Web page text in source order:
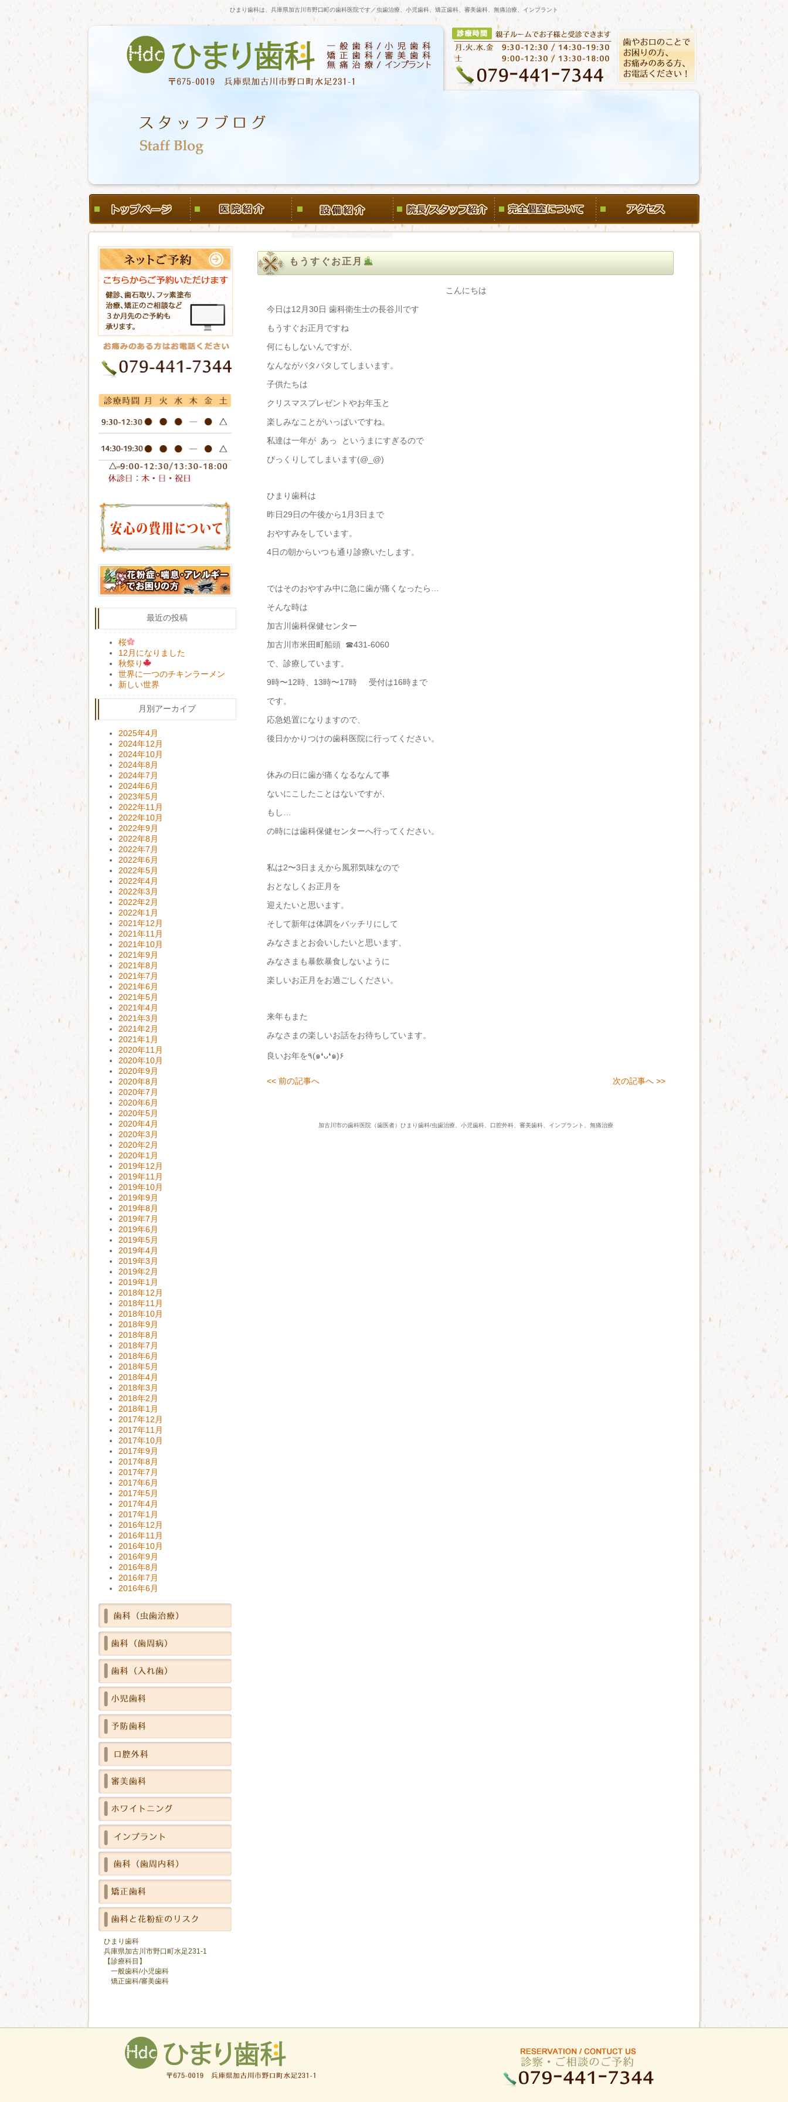
ひまり歯科は、兵庫県加古川市野口町の歯科医院です／虫歯治療、小児歯科、矯正歯科、審美歯科、無痛治療、インプラント
最近の投稿
桜
12月になりました
秋祭り
世界に一つのチキンラーメン
新しい世界
月別アーカイブ
2025年4月
2024年12月
2024年10月
2024年8月
2024年7月
2024年6月
2023年5月
2022年11月
2022年10月
2022年9月
2022年8月
2022年7月
2022年6月
2022年5月
2022年4月
2022年3月
2022年2月
2022年1月
2021年12月
2021年11月
2021年10月
2021年9月
2021年8月
2021年7月
2021年6月
2021年5月
2021年4月
2021年3月
2021年2月
2021年1月
2020年11月
2020年10月
2020年9月
2020年8月
2020年7月
2020年6月
2020年5月
2020年4月
2020年3月
2020年2月
2020年1月
2019年12月
2019年11月
2019年10月
2019年9月
2019年8月
2019年7月
2019年6月
2019年5月
2019年4月
2019年3月
2019年2月
2019年1月
2018年12月
2018年11月
2018年10月
2018年9月
2018年8月
2018年7月
2018年6月
2018年5月
2018年4月
2018年3月
2018年2月
2018年1月
2017年12月
2017年11月
2017年10月
2017年9月
2017年8月
2017年7月
2017年6月
2017年5月
2017年4月
2017年1月
2016年12月
2016年11月
2016年10月
2016年9月
2016年8月
2016年7月
2016年6月
ひまり歯科
兵庫県加古川市野口町水足231-1
【診療科目】
一般歯科/小児歯科
矯正歯科/審美歯科
もうすぐお正月
こんにちは
今日は12月30日 歯科衛生士の長谷川です
もうすぐお正月ですね
何にもしないんですが、
なんながバタバタしてしまいます。
子供たちは
クリスマスプレゼントやお年玉と
楽しみなことがいっぱいですね。
私達は一年が あっ というまにすぎるので
びっくりしてしまいます(@_@)
ひまり歯科は
昨日29日の午後から1月3日まで
おやすみをしています。
4日の朝からいつも通り診療いたします。
ではそのおやすみ中に急に歯が痛くなったら…
そんな時は
加古川歯科保健センター
加古川市米田町船頭 ☎︎431-6060
で、診療しています。
9時〜12時、13時〜17時 受付は16時まで
です。
応急処置になりますので、
後日かかりつけの歯科医院に行ってください。
休みの日に歯が痛くなるなんて事
ないにこしたことはないですが、
もし…
の時には歯科保健センターへ行ってください。
私は2〜3日まえから風邪気味なので
おとなしくお正月を
迎えたいと思います。
そして新年は体調をバッチリにして
みなさまとお会いしたいと思います、
みなさまも暴飲暴食しないように
楽しいお正月をお過ごしください。
来年もまた
みなさまの楽しいお話をお待ちしています。
良いお年を٩(๑❛ᴗ❛๑)۶
<< 前の記事へ 次の記事へ >>
加古川市の歯科医院（歯医者）ひまり歯科/虫歯治療、小児歯科、口腔外科、審美歯科、インプラント、無痛治療